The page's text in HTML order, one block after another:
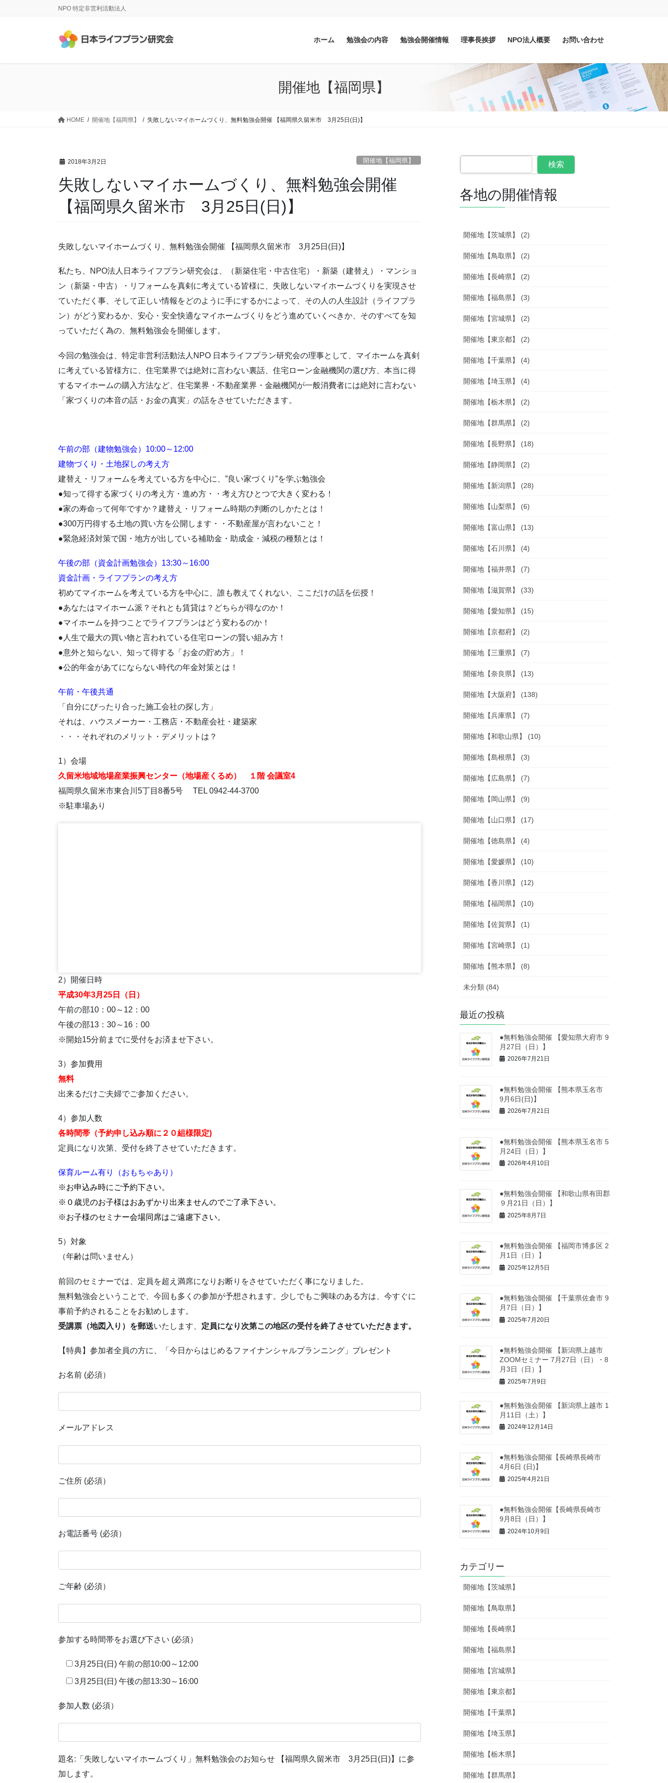
NPO 特定非営利活動法人
ホーム 勉強会の内容 勉強会開催情報 理事長挨拶 NPO法人概要 お問い合わせ
開催地【福岡県】
HOME 開催地【福岡県】 失敗しないマイホームづくり、無料勉強会開催 【福岡県久留米市 3月25日(日)】
2018年3月2日 開催地【福岡県】
失敗しないマイホームづくり、無料勉強会開催
【福岡県久留米市 3月25日(日)】
失敗しないマイホームづくり、無料勉強会開催 【福岡県久留米市 3月25日(日)】
私たち、NPO法人日本ライフプラン研究会は、（新築住宅・中古住宅）・新築（建替え）・マンショ
ン（新築・中古）・リフォームを真剣に考えている皆様に、失敗しないマイホームづくりを実現させ
ていただく事、そして正しい情報をどのように手にするかによって、その人の人生設計（ライフプラ
ン）がどう変わるか、安心・安全快適なマイホームづくりをどう進めていくべきか、そのすべてを知
っていただく為の、無料勉強会を開催します。
今回の勉強会は、特定非営利活動法人NPO 日本ライフプラン研究会の理事として、マイホームを真剣
に考えている皆様方に、住宅業界では絶対に言わない裏話、住宅ローン金融機関の選び方、本当に得
するマイホームの購入方法など、住宅業界・不動産業界・金融機関が一般消費者には絶対に言わない
「家づくりの本音の話・お金の真実」の話をさせていただきます。
午前の部（建物勉強会）10:00～12:00
建物づくり・土地探しの考え方
建替え・リフォームを考えている方を中心に、”良い家づくり”を学ぶ勉強会
●知って得する家づくりの考え方・進め方・・考え方ひとつで大きく変わる！
●家の寿命って何年ですか？建替え・リフォーム時期の判断のしかたとは！
●300万円得する土地の買い方を公開します・・不動産屋が言わないこと！
●緊急経済対策で国・地方が出している補助金・助成金・減税の種類とは！
午後の部（資金計画勉強会）13:30～16:00
資金計画・ライフプランの考え方
初めてマイホームを考えている方を中心に、誰も教えてくれない、ここだけの話を伝授！
●あなたはマイホーム派？それとも賃貸は？どちらが得なのか！
●マイホームを持つことでライフプランはどう変わるのか！
●人生で最大の買い物と言われている住宅ローンの賢い組み方！
●意外と知らない、知って得する「お金の貯め方」！
●公的年金があてにならない時代の年金対策とは！
午前・午後共通
「自分にぴったり合った施工会社の探し方」
それは、ハウスメーカー・工務店・不動産会社・建築家
・・・それぞれのメリット・デメリットは？
1）会場
久留米地域地場産業振興センター（地場産くるめ） １階 会議室4
福岡県久留米市東合川5丁目8番5号 TEL 0942-44-3700
※駐車場あり
2）開催日時
平成30年3月25日（日）
午前の部10：00～12：00
午後の部13：30～16：00
※開始15分前までに受付をお済ませ下さい。
3）参加費用
無料
出来るだけご夫婦でご参加ください。
4）参加人数
各時間帯（予約申し込み順に２０組様限定)
定員になり次第、受付を終了させていただきます。
保育ルーム有り（おもちゃあり）
※お申込み時にご予約下さい。
※０歳児のお子様はおあずかり出来ませんのでご了承下さい。
※お子様のセミナー会場同席はご遠慮下さい。
5）対象
（年齢は問いません）
前回のセミナーでは、定員を超え満席になりお断りをさせていただく事になりました。
無料勉強会ということで、今回も多くの参加が予想されます。少しでもご興味のある方は、今すぐに
事前予約されることをお勧めします。
受講票（地図入り）を郵送いたします、 定員になり次第この地区の受付を終了させていただきます。
【特典】参加者全員の方に、「今日からはじめるファイナンシャルプランニング」プレゼント
お名前 (必須）
メールアドレス
ご住所 (必須）
お電話番号 (必須）
ご年齢 (必須）
参加する時間帯をお選び下さい (必須）
3月25日(日) 午前の部10:00～12:00
3月25日(日) 午後の部13:30～16:00
参加人数 (必須）
題名:「失敗しないマイホームづくり」無料勉強会のお知らせ 【福岡県久留米市 3月25日(日)】に参
加します。
検索
各地の開催情報
開催地【茨城県】 (2)
開催地【鳥取県】 (2)
開催地【長崎県】 (2)
開催地【福島県】 (3)
開催地【宮城県】 (2)
開催地【東京都】 (2)
開催地【千葉県】 (4)
開催地【埼玉県】 (4)
開催地【栃木県】 (2)
開催地【群馬県】 (2)
開催地【長野県】 (18)
開催地【静岡県】 (2)
開催地【新潟県】 (28)
開催地【山梨県】 (6)
開催地【富山県】 (13)
開催地【石川県】 (4)
開催地【福井県】 (7)
開催地【滋賀県】 (33)
開催地【愛知県】 (15)
開催地【京都府】 (2)
開催地【三重県】 (7)
開催地【奈良県】 (13)
開催地【大阪府】 (138)
開催地【兵庫県】 (7)
開催地【和歌山県】 (10)
開催地【島根県】 (3)
開催地【広島県】 (7)
開催地【岡山県】 (9)
開催地【山口県】 (17)
開催地【徳島県】 (4)
開催地【愛媛県】 (10)
開催地【香川県】 (12)
開催地【福岡県】 (10)
開催地【佐賀県】 (1)
開催地【宮崎県】 (1)
開催地【熊本県】 (8)
未分類 (84)
最近の投稿
●無料勉強会開催 【愛知県大府市 9
月27日（日）】
2026年7月21日
●無料勉強会開催 【熊本県玉名市
9月6日(日)】
2026年7月21日
●無料勉強会開催 【熊本県玉名市 5
月24日（日）】
2026年4月10日
●無料勉強会開催 【和歌山県有田郡
９月21日（日）】
2025年8月7日
●無料勉強会開催 【福岡市博多区 2
月1日（日）】
2025年12月5日
●無料勉強会開催 【千葉県佐倉市 9
月7日（日）】
2025年7月20日
●無料勉強会開催 【新潟県上越市
ZOOMセミナー 7月27日（日）・8
月3日（日）】
2025年7月9日
●無料勉強会開催 【新潟県上越市 1
月11日（土）】
2024年12月14日
●無料勉強会開催【長崎県長崎市
4月6日 (日)】
2025年4月21日
●無料勉強会開催【長崎県長崎市
9月8日（日）】
2024年10月9日
カテゴリー
開催地【茨城県】
開催地【鳥取県】
開催地【長崎県】
開催地【福島県】
開催地【宮城県】
開催地【東京都】
開催地【千葉県】
開催地【埼玉県】
開催地【栃木県】
開催地【群馬県】